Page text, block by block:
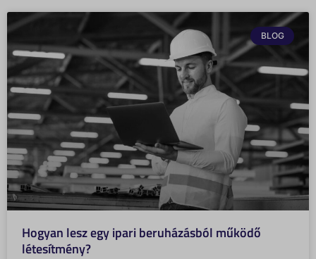
BLOG
Hogyan lesz egy ipari beruházásból működő
létesítmény?